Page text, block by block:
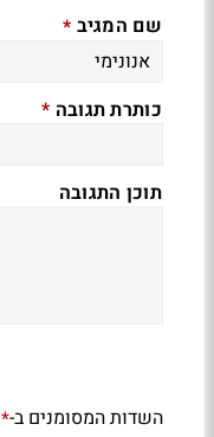
שם המגיב *
כותרת תגובה *
תוכן התגובה
השדות המסומנים ב-*